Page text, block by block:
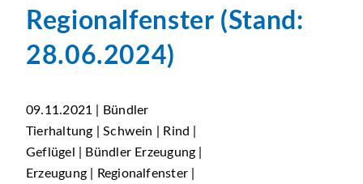
Regionalfenster (Stand:
28.06.2024)
09.11.2021 | Bündler
Tierhaltung | Schwein | Rind |
Geflügel | Bündler Erzeugung |
Erzeugung | Regionalfenster |